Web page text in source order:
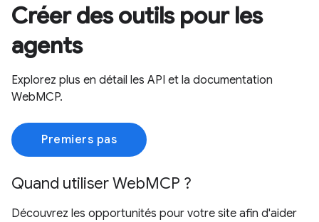
Créer des outils pour les
agents
Explorez plus en détail les API et la documentation
WebMCP.
Premiers pas
Quand utiliser WebMCP ?
Découvrez les opportunités pour votre site afin d'aider